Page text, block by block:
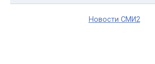
Новости СМИ2